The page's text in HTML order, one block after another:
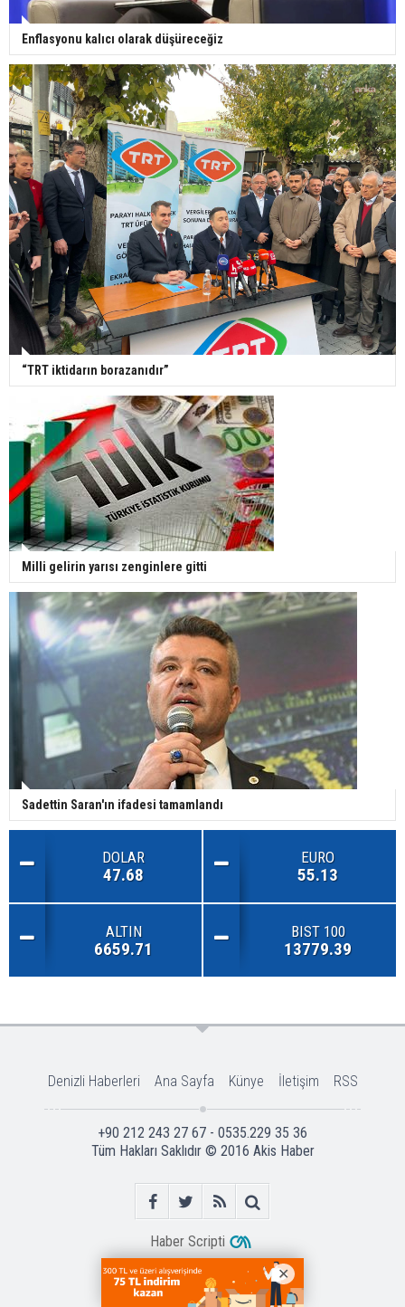
Enflasyonu kalıcı olarak düşüreceğiz
“TRT iktidarın borazanıdır”
Milli gelirin yarısı zenginlere gitti
Sadettin Saran'ın ifadesi tamamlandı
DOLAR
47.68
EURO
55.13
ALTIN
6659.71
BIST 100
13779.39
Denizli Haberleri Ana Sayfa Künye İletişim RSS
+90 212 243 27 67 - 0535.229 35 36
Tüm Hakları Saklıdır © 2016 Akis Haber
Haber Scripti